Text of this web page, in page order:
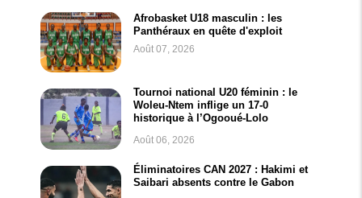
Afrobasket U18 masculin : les
Panthéraux en quête d'exploit
Août 07, 2026
Tournoi national U20 féminin : le
Woleu-Ntem inflige un 17-0
historique à l’Ogooué-Lolo
Août 06, 2026
Éliminatoires CAN 2027 : Hakimi et
Saibari absents contre le Gabon